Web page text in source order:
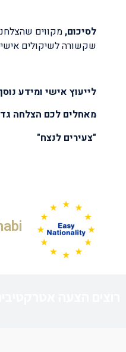
לסיכום,מקווים
שקשורה לשיקולים
לייעוץ אישי ומידע
מאחלים לכם הצלחה
"צעירים לנצח"